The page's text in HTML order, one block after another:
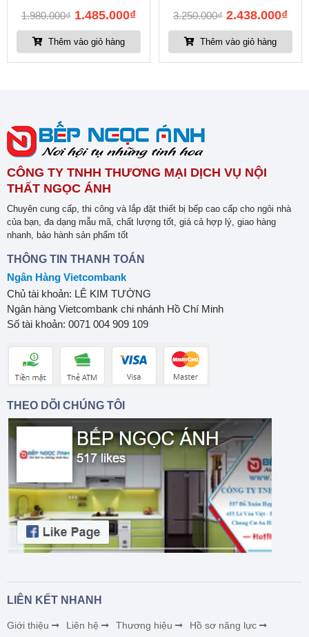
1.980.000₫ 1.485.000₫
Thêm vào giỏ hàng
3.250.000₫ 2.438.000₫
Thêm vào giỏ hàng
CÔNG TY TNHH THƯƠNG MẠI DỊCH VỤ NỘI
THẤT NGỌC ÁNH
Chuyên cung cấp, thi công và lắp đặt thiết bị bếp cao cấp cho ngôi nhà
của bạn, đa dạng mẫu mã, chất lượng tốt, giá cả hợp lý, giao hàng
nhanh, bảo hành sản phẩm tốt
THÔNG TIN THANH TOÁN
Ngân Hàng Vietcombank
Chủ tài khoản: LÊ KIM TƯỜNG
Ngân hàng Vietcombank chi nhánh Hồ Chí Minh
Số tài khoản: 0071 004 909 109
THEO DÕI CHÚNG TÔI
LIÊN KẾT NHANH
Giới thiệu Liên hệ Thương hiệu Hồ sơ năng lực